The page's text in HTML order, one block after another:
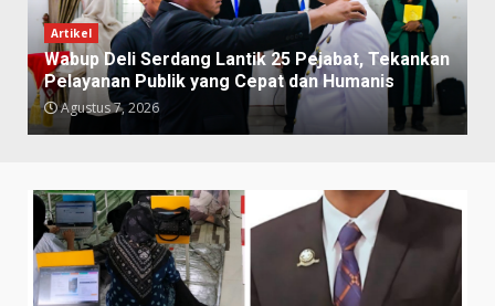
Artikel
Wabup Deli Serdang Lantik 25 Pejabat, Tekankan
Pelayanan Publik yang Cepat dan Humanis
Agustus 7, 2026